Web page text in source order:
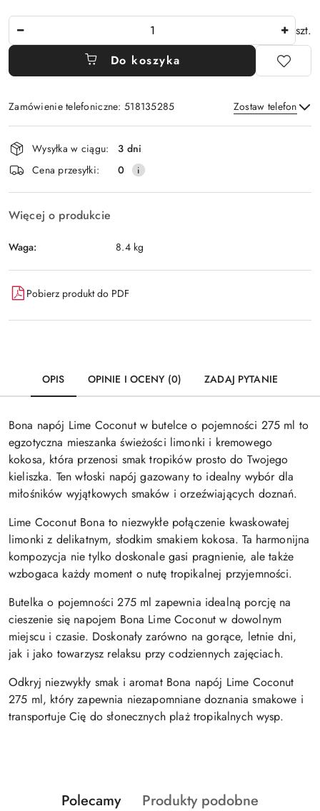
szt.
Do koszyka
Zamówienie telefoniczne: 518135285 Zostaw telefon
Wyślij
Dostępność
i
dostawa
Wysyłka w ciągu:
3 dni
Cena przesyłki:
0
Więcej o produkcie
Waga: 8.4 kg
Pobierz produkt do PDF
OPIS OPINIE I OCENY (0) ZADAJ PYTANIE
Bona napój Lime Coconut w butelce o pojemności 275 ml to
egzotyczna mieszanka świeżości limonki i kremowego
kokosa, która przenosi smak tropików prosto do Twojego
kieliszka. Ten włoski napój gazowany to idealny wybór dla
miłośników wyjątkowych smaków i orzeźwiających doznań.
Lime Coconut Bona to niezwykłe połączenie kwaskowatej
limonki z delikatnym, słodkim smakiem kokosa. Ta harmonijna
kompozycja nie tylko doskonale gasi pragnienie, ale także
wzbogaca każdy moment o nutę tropikalnej przyjemności.
Butelka o pojemności 275 ml zapewnia idealną porcję na
cieszenie się napojem Bona Lime Coconut w dowolnym
miejscu i czasie. Doskonały zarówno na gorące, letnie dni,
jak i jako towarzysz relaksu przy codziennych zajęciach.
Odkryj niezwykły smak i aromat Bona napój Lime Coconut
275 ml, który zapewnia niezapomniane doznania smakowe i
transportuje Cię do słonecznych plaż tropikalnych wysp.
Pomiń karuzelę produktów
Produkty
Polecamy
Produkty
Produkty podobne